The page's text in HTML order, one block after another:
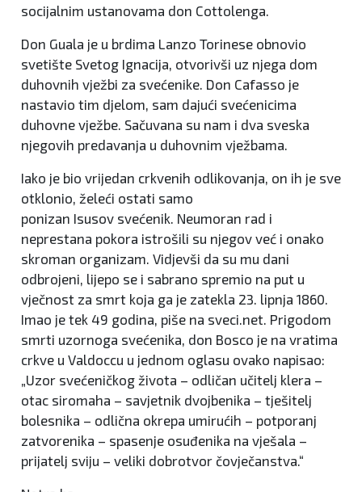
socijalnim ustanovama don Cottolenga.
Don Guala je u brdima Lanzo Torinese obnovio
svetište Svetog Ignacija, otvorivši uz njega dom
duhovnih vježbi za svećenike. Don Cafasso je
nastavio tim djelom, sam dajući svećenicima
duhovne vježbe. Sačuvana su nam i dva sveska
njegovih predavanja u duhovnim vježbama.
Iako je bio vrijedan crkvenih odlikovanja, on ih je sve
otklonio, želeći ostati samo
ponizan Isusov svećenik. Neumoran rad i
neprestana pokora istrošili su njegov već i onako
skroman organizam. Vidjevši da su mu dani
odbrojeni, lijepo se i sabrano spremio na put u
vječnost za smrt koja ga je zatekla 23. lipnja 1860.
Imao je tek 49 godina, piše na sveci.net. Prigodom
smrti uzornoga svećenika, don Bosco je na vratima
crkve u Valdoccu u jednom oglasu ovako napisao:
„Uzor svećeničkog života – odličan učitelj klera –
otac siromaha – savjetnik dvojbenika – tješitelj
bolesnika – odlična okrepa umirućih – potporanj
zatvorenika – spasenje osuđenika na vješala –
prijatelj sviju – veliki dobrotvor čovječanstva.“